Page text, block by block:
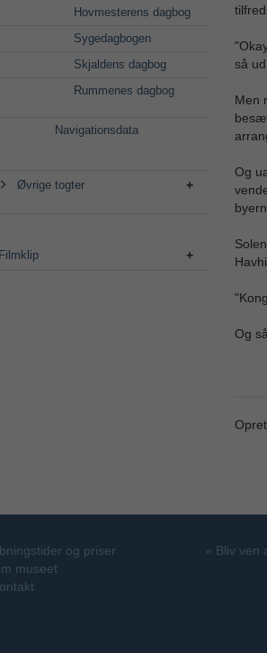
Hovmesterens dagbog
Sygedagbogen
Skjaldens dagbog
Rummenes dagbog
Navigationsdata
Øvrige togter
Filmklip
så
Men
Og
Og
og priser
museet
» Bliv ven